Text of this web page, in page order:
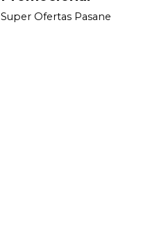
Super Ofertas Pasane